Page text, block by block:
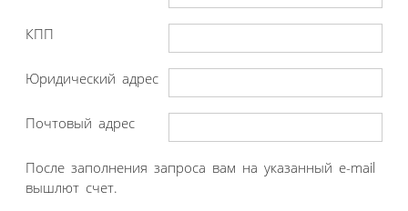
КПП
Юридический адрес
Почтовый адрес
После заполнения запроса вам на указанный e-mail
вышлют счет.